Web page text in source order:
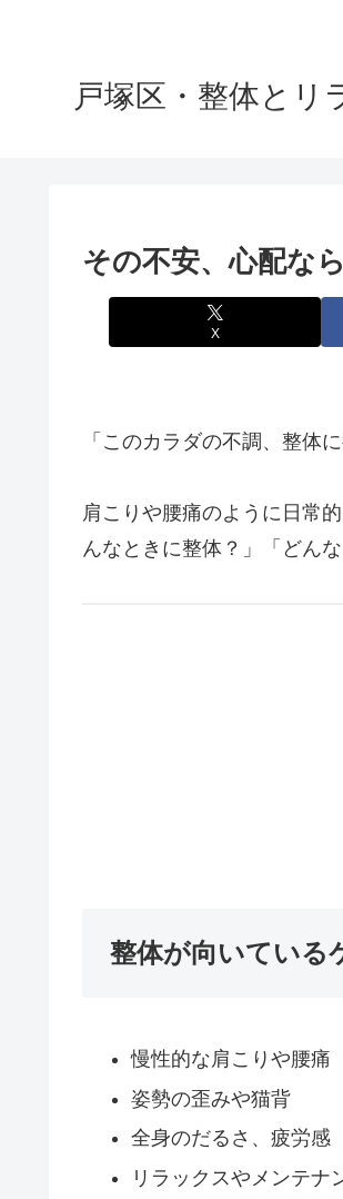
戸塚区・整体とリ
その不安、心配な
X
「このカラダの不調、整体
肩こりや腰痛のように日常
んなときに整体？」「どん
整体が向いている
慢性的な肩こりや腰痛
姿勢の歪みや猫背
全身のだるさ、疲労感
リラックスやメンテナ